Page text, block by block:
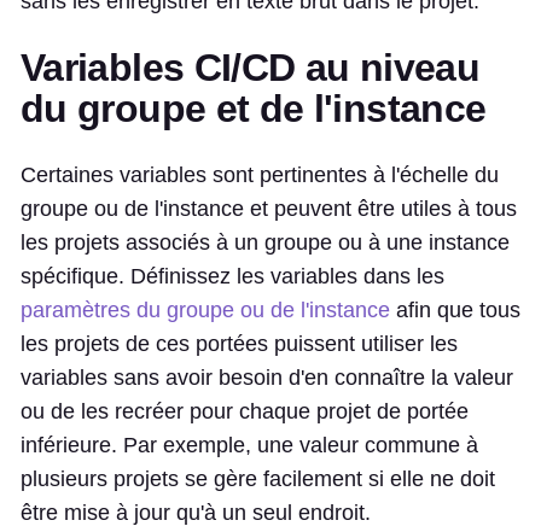
Variables CI/CD au niveau
du groupe et de l'instance
Certaines variables sont pertinentes à l'échelle du
groupe ou de l'instance et peuvent être utiles à tous
les projets associés à un groupe ou à une instance
spécifique. Définissez les variables dans les
paramètres du groupe ou de l'instance afin que tous
les projets de ces portées puissent utiliser les
variables sans avoir besoin d'en connaître la valeur
ou de les recréer pour chaque projet de portée
inférieure. Par exemple, une valeur commune à
plusieurs projets se gère facilement si elle ne doit
être mise à jour qu'à un seul endroit.